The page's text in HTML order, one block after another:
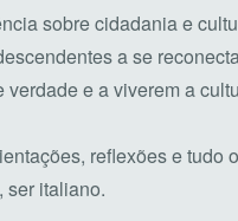
sobre cidadania e
a se
e a viverem a
reflexões e tudo
ser italiano.